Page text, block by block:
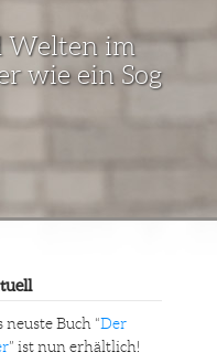
Welten im
wie ein Sog
neuste Buch “Der
” ist nun erhältlich!